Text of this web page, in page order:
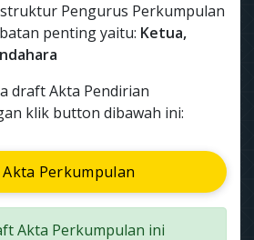
Pengurus Perkumpulan
penting yaitu: Ketua,
draft Akta Pendirian
klik button dibawah ini:
Perkumpulan
Akta Perkumpulan ini